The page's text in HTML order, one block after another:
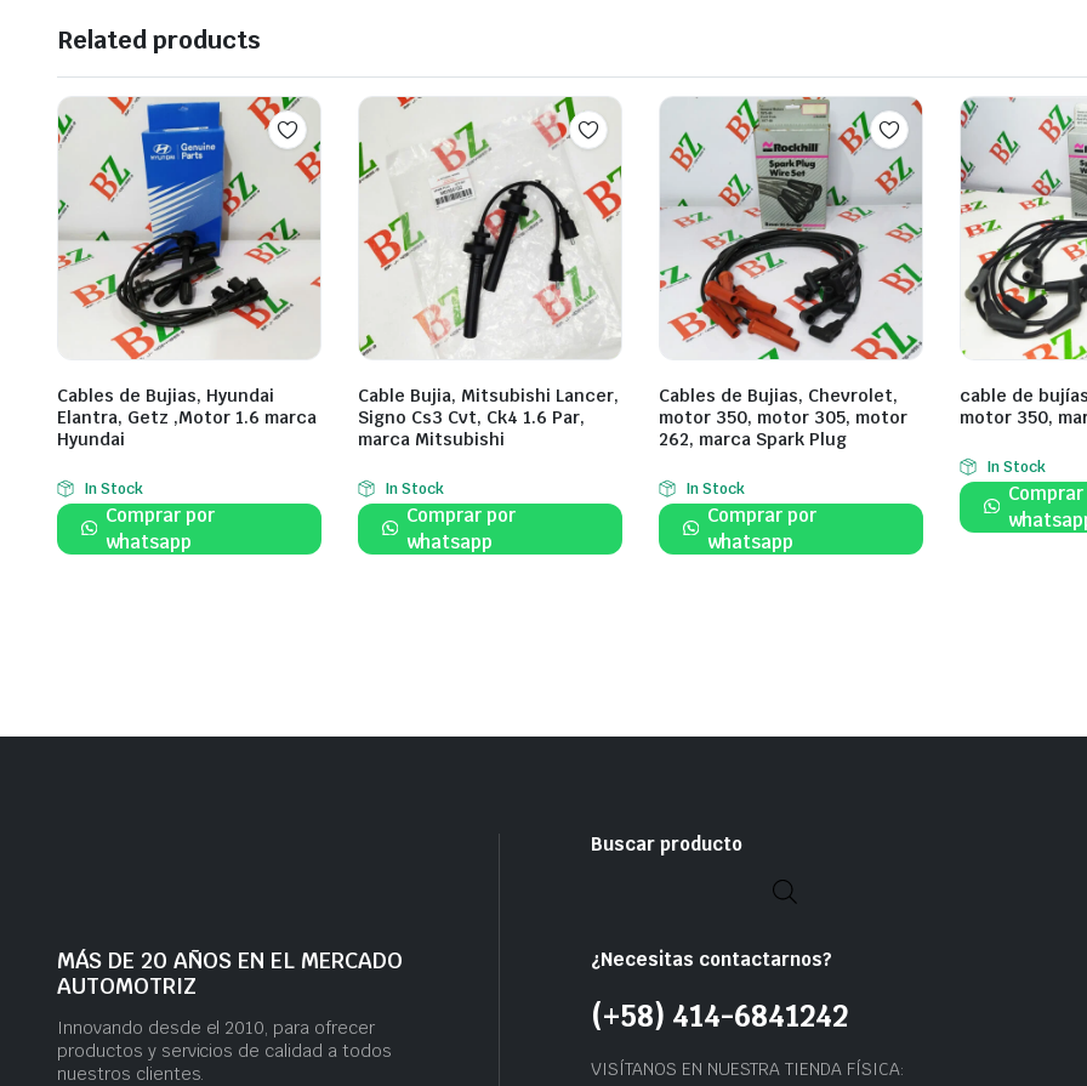
Related products
Cables de Bujias, Hyundai
Elantra, Getz ,Motor 1.6 marca
Hyundai
In Stock
Comprar por
whatsapp
Cable Bujia, Mitsubishi Lancer,
Signo Cs3 Cvt, Ck4 1.6 Par,
marca Mitsubishi
In Stock
Comprar por
whatsapp
Cables de Bujias, Chevrolet,
motor 350, motor 305, motor
262, marca Spark Plug
In Stock
Comprar por
whatsapp
cable de
motor 350,
In Stock
MÁS DE 20 AÑOS EN EL MERCADO
AUTOMOTRIZ
Innovando desde el 2010, para ofrecer
productos y servicios de calidad a todos
nuestros clientes.
Buscar producto
¿Necesitas contactarnos?
(+58) 414-6841242
VISÍTANOS EN NUESTRA TIENDA FÍSICA: